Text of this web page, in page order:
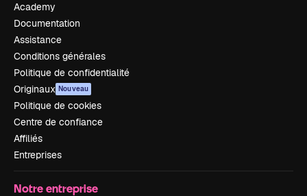
Academy
Documentation
Assistance
Conditions générales
Politique de confidentialité
Originaux Nouveau
Politique de cookies
Centre de confiance
Affiliés
Entreprises
Notre entreprise